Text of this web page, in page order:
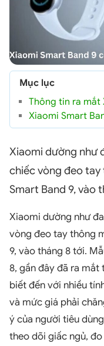
Mục lục
Thông tin ra mắt
Xiaomi Smart
Xiaomi dường như
chiếc vòng đeo tay
Smart Band 9, vào
Xiaomi dường như
vòng đeo tay thông
9, vào tháng 8 tới.
8, gần đây đã ra
biết đến với nhiều
và mức giá phải
ý của người tiêu
theo dõi giấc ngủ,